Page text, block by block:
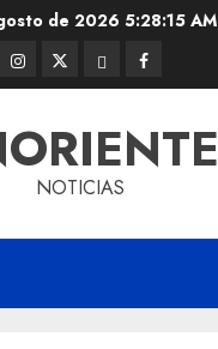
de 2026 5:28:16 AM
Instagram
@EnOriente
Twitter
(X)
ThreadsFacebook
NOTICIAS